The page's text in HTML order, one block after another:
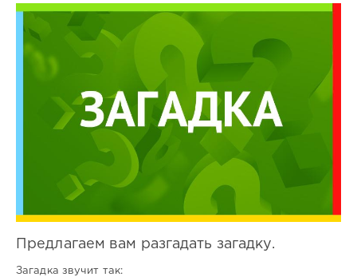
Предлагаем вам разгадать загадку.
Загадка звучит так: